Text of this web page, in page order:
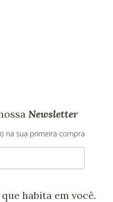
Newsletter
na sua primeira compra
habita em você.